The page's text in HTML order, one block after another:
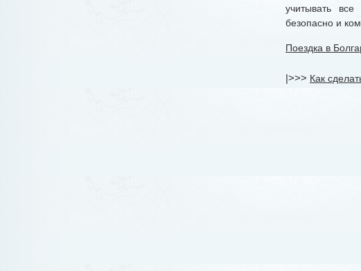
учитывать все
безопасно и
Поездка в
|>>> Как